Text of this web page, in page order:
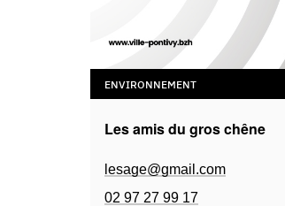
ENVIRONNEMENT
Les amis du gros chêne
lesage@gmail.com
02 97 27 99 17